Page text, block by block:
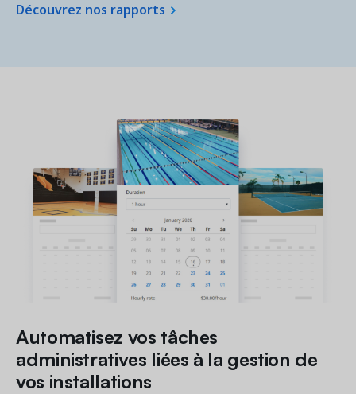
Découvrez nos rapports
Automatisez vos tâches
administratives liées à la gestion de
vos installations